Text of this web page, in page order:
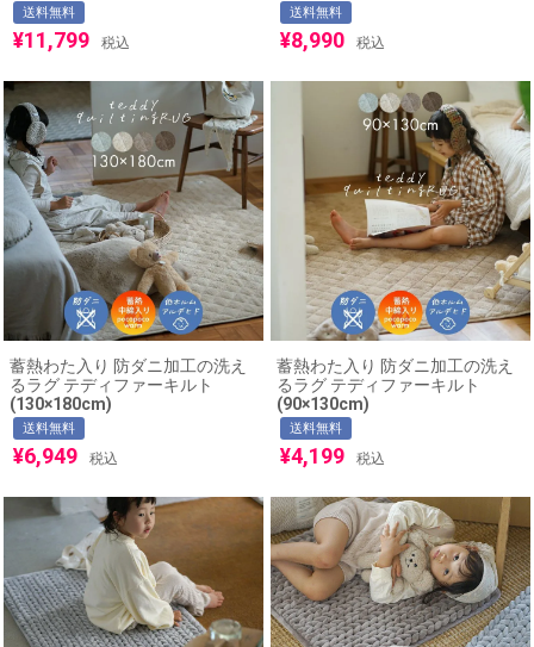
送料無料
¥11,799 税込
送料無料
¥8,990 税込
蓄熱わた入り 防ダニ加工の洗え
るラグ テディファーキルト
(130×180cm)
送料無料
¥6,949 税込
蓄熱わた入り 防ダニ加工の洗え
るラグ テディファーキルト
(90×130cm)
送料無料
¥4,199 税込